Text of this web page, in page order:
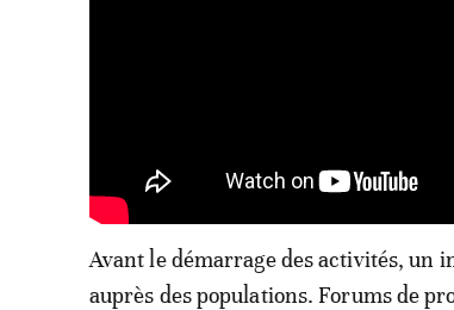
Avant le démarrage des activités, un
auprès des populations. Forums de